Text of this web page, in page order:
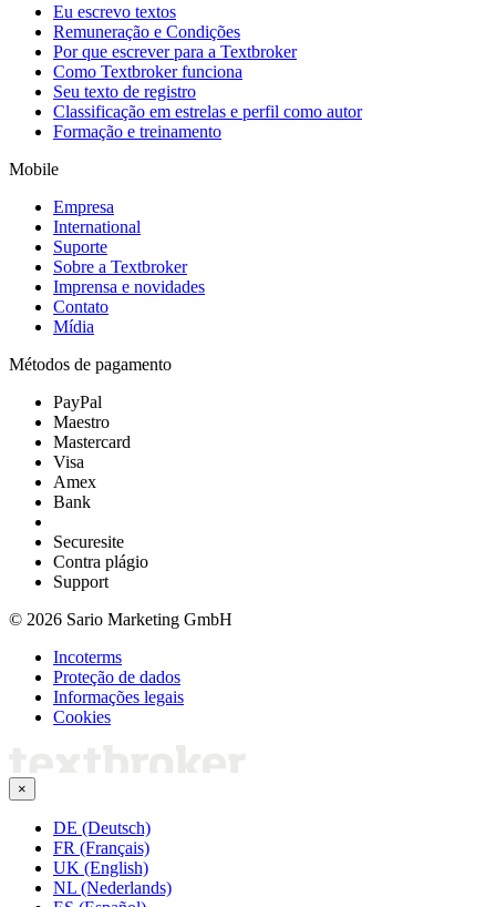
Eu escrevo textos
Remuneração e Condições
Por que escrever para a Textbroker
Como Textbroker funciona
Seu texto de registro
Classificação em estrelas e perfil como autor
Formação e treinamento
Mobile
Empresa
International
Suporte
Sobre a Textbroker
Imprensa e novidades
Contato
Mídia
Métodos de pagamento
PayPal
Maestro
Mastercard
Visa
Amex
Bank
Securesite
Contra plágio
Support
© 2026 Sario Marketing GmbH
Incoterms
Proteção de dados
Informações legais
Cookies
×
DE (Deutsch)
FR (Français)
UK (English)
NL (Nederlands)